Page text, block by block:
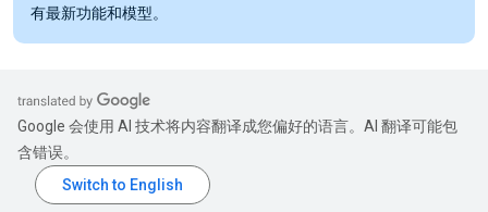
有最新功能和模型。
Google 会使用 AI 技术将内容翻译成您偏好的语言。AI 翻译可能包
含错误。